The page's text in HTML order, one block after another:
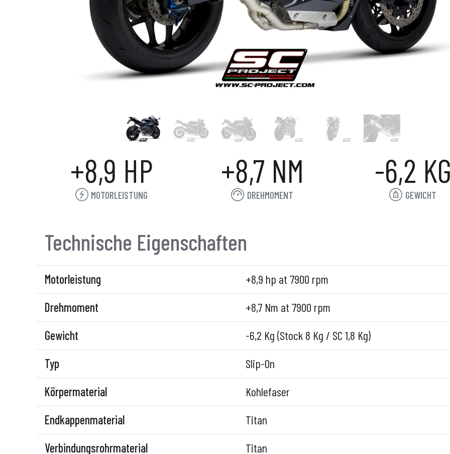
+8,9 HP
MOTORLEISTUNG
+8,7 NM
DREHMOMENT
-6,2
GEWICHT
Technische Eigenschaften
Motorleistung
+8,9 hp at 7900 rpm
Drehmoment
+8,7 Nm at 7900 rpm
Gewicht
-6,2 Kg (Stock 8 Kg / SC 1,8 Kg)
Typ
Slip-On
Körpermaterial
Kohlefaser
Endkappenmaterial
Titan
Verbindungsrohrmaterial
Titan